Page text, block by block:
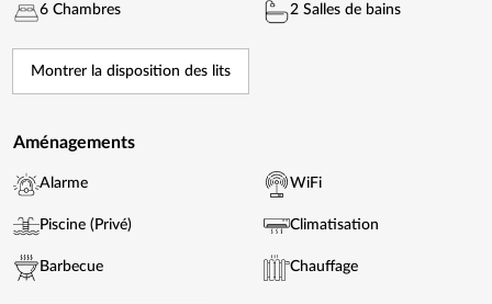
6 Chambres 2 Salles de bains
Montrer la disposition des lits
Aménagements
Alarme
Piscine (Privé)
Barbecue
WiFi
Climatisation
Chauffage